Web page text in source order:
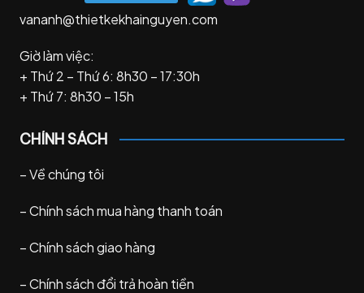
vananh@thietkekhainguyen.com
Giờ làm việc:
+ Thứ 2 – Thứ 6: 8h30 – 17:30h
+ Thứ 7: 8h30 – 15h
CHÍNH SÁCH
–Về chúng tôi
–Chính sách mua hàng thanh toán
–Chính sách giao hàng
–Chính sách đổi trả hoàn tiền